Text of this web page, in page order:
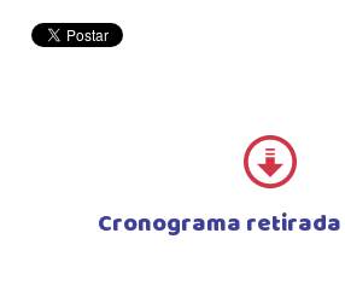
Cronograma